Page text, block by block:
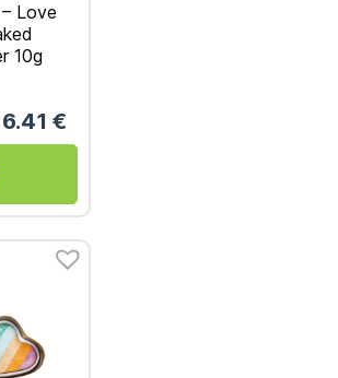
Love
10g
6.41 €